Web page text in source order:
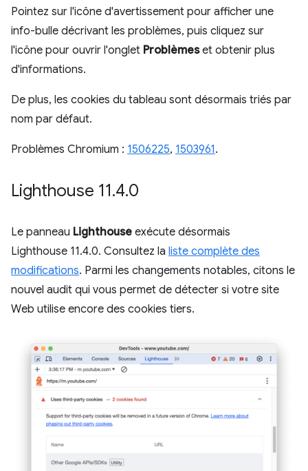
Pointez sur l'icône d'avertissement pour afficher une
info-bulle décrivant les problèmes, puis cliquez sur
l'icône pour ouvrir l'onglet Problèmeset obtenir plus
d'informations.
De plus, les cookies du tableau sont désormais triés par
nom par défaut.
Problèmes Chromium : 1506225, 1503961.
Lighthouse 11.4.0
Le panneau Lighthouse exécute désormais
Lighthouse 11.4.0. Consultez la liste complète des
modifications. Parmi les changements notables, citons le
nouvel audit qui vous permet de détecter si votre site
Web utilise encore des cookies tiers.